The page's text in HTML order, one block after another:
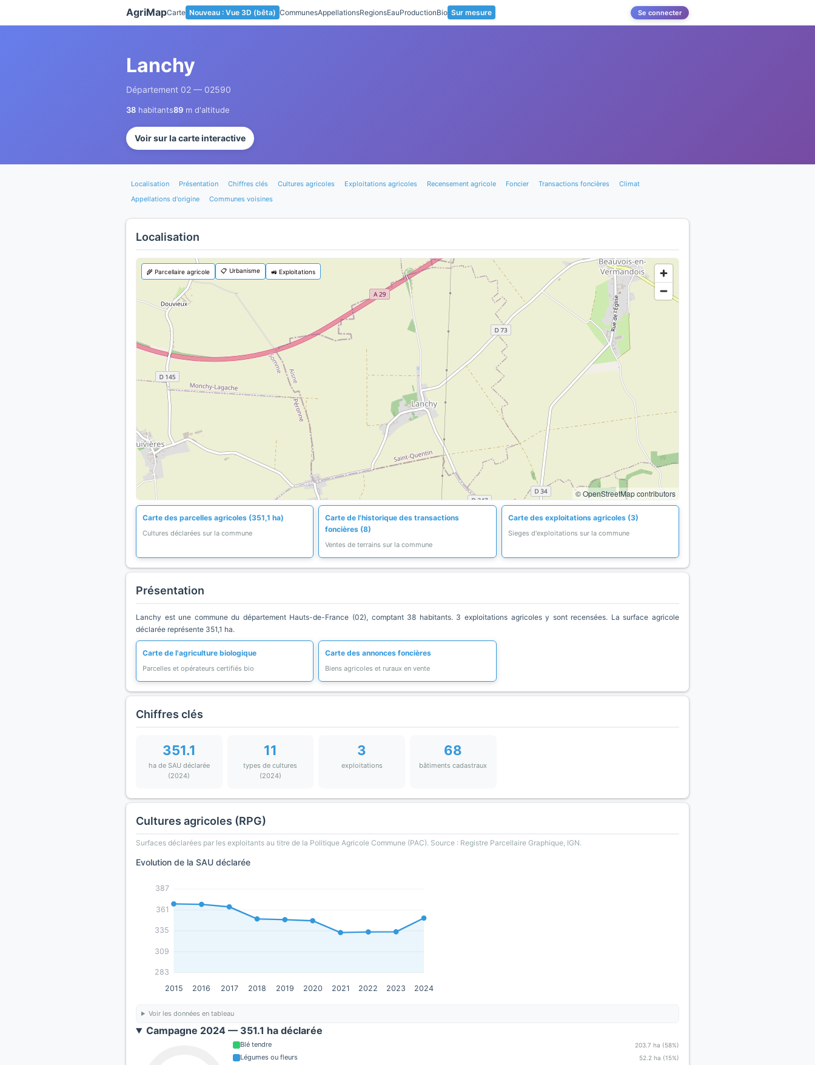
AgriMapCarte Nouveau : Vue 3D (bêta) CommunesAppellationsRegionsEauProductionBio Sur mesure Se connecter
Lanchy
Département 02 — 02590
38 habitants89 m d'altitude
Voir sur la carte interactive
Localisation Présentation Chiffres clés Cultures agricoles Exploitations agricoles Recensement agricole Foncier Transactions foncières
Climat
Appellations d'origine
Communes voisines
Localisation
© OpenStreetMap contributors
🌾 Parcellaire agricole 📋 Urbanisme 🚜 Exploitations
Carte des parcelles agricoles (351,1 ha)
Cultures déclarées sur la commune
Carte de l'historique des transactions
foncières (8)
Ventes de terrains sur la commune
Carte des exploitations agricoles (3)
Sieges d'exploitations sur la commune
Présentation
Lanchy est une commune du département Hauts-de-France (02), comptant 38 habitants. 3 exploitations agricoles y sont recensées. La surface agricole
déclarée représente 351,1 ha.
Carte de l'agriculture biologique
Parcelles et opérateurs certifiés bio
Carte des annonces foncières
Biens agricoles et ruraux en vente
Chiffres clés
351.1
ha de SAU déclarée
(2024)
11
types de cultures
(2024)
3
exploitations
68
bâtiments cadastraux
Cultures agricoles (RPG)
Surfaces déclarées par les exploitants au titre de la Politique Agricole Commune (PAC). Source : Registre Parcellaire Graphique, IGN.
Evolution de la SAU déclarée
283
309
335
361
387
2015 2016 2017 2018 2019 2020 2021 2022 2023 2024
Voir les données en tableau
Campagne 2024 — 351.1 ha déclarée
Blé tendre 203.7 ha (58%)
Légumes ou fleurs 52.2 ha (15%)
Panneau de gestion des cookies